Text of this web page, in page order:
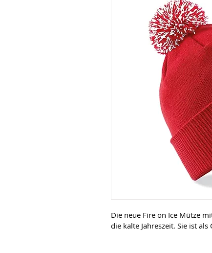
Die neue Fire on Ice Mütze
die kalte Jahreszeit. Sie ist